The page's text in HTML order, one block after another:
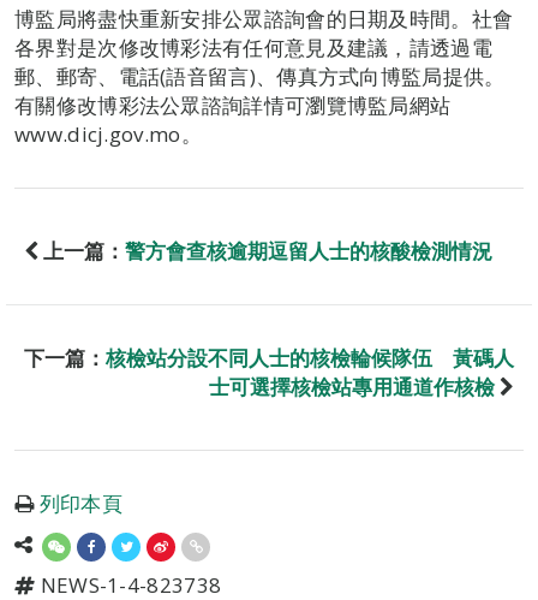
博監局將盡快重新安排公眾諮詢會的日期及時間。社會
各界對是次修改博彩法有任何意見及建議，請透過電
郵、郵寄、電話(語音留言)、傳真方式向博監局提供。
有關修改博彩法公眾諮詢詳情可瀏覽博監局網站
www.dicj.gov.mo。
上一篇： 警方會查核逾期逗留人士的核酸檢測情況
下一篇： 核檢站分設不同人士的核檢輪候隊伍 黃碼人
士可選擇核檢站專用通道作核檢
列印本頁
NEWS-1-4-823738